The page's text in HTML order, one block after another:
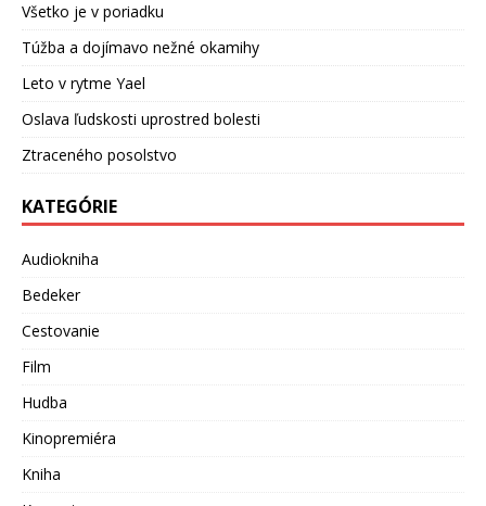
Všetko je v poriadku
Túžba a dojímavo nežné okamihy
Leto v rytme Yael
Oslava ľudskosti uprostred bolesti
Ztraceného posolstvo
KATEGÓRIE
Audiokniha
Bedeker
Cestovanie
Film
Hudba
Kinopremiéra
Kniha